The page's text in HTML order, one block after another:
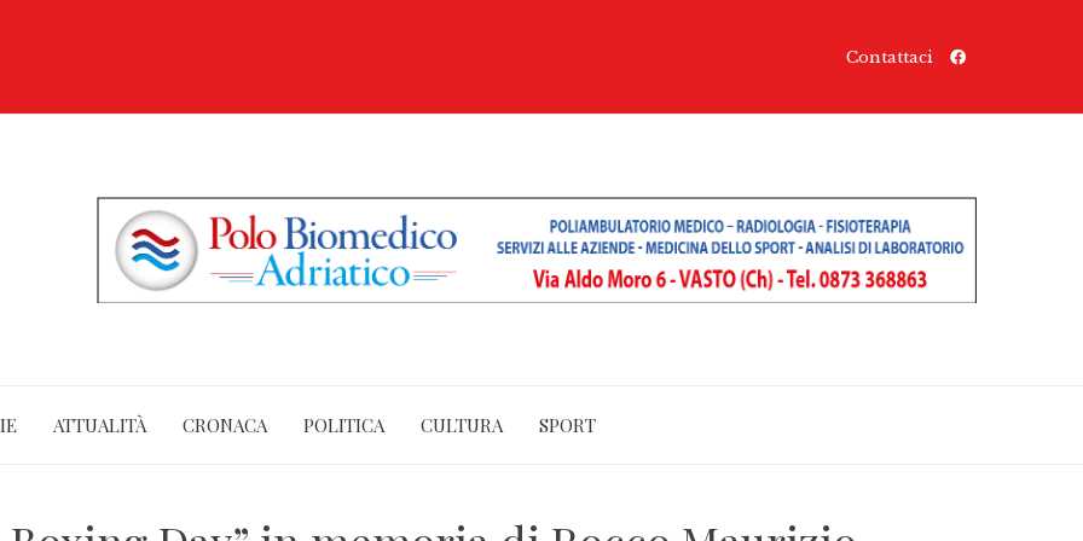
Contattaci
ATTUALITÀ CRONACA POLITICA CULTURA SPORT